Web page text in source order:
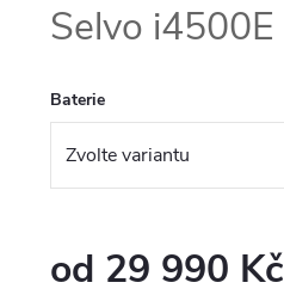
Selvo i4500E
Baterie
od 29 990 Kč